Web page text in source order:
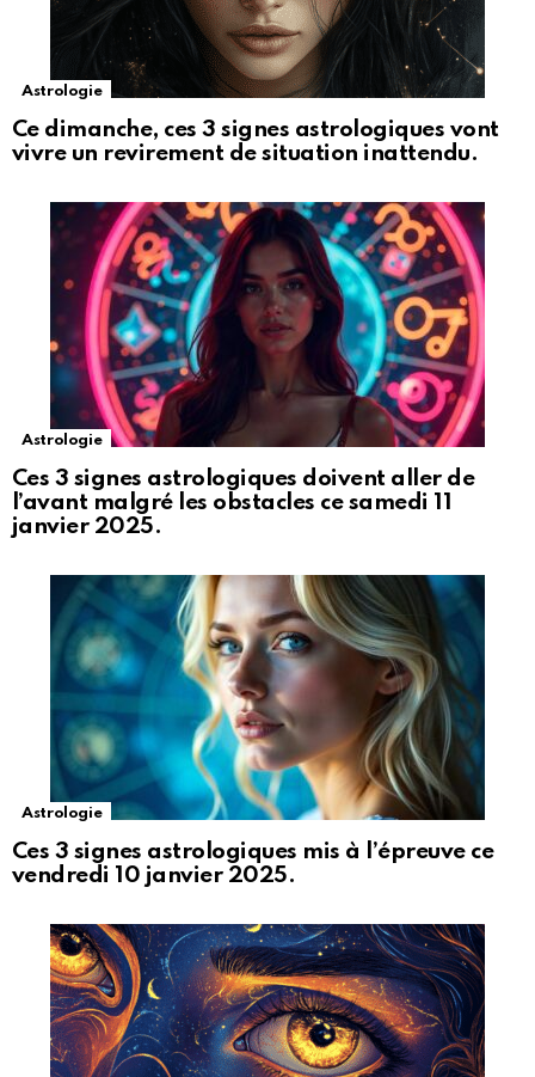
Astrologie
Ce dimanche, ces 3 signes astrologiques vont
vivre un revirement de situation inattendu.
Astrologie
Ces 3 signes astrologiques doivent aller de
l’avant malgré les obstacles ce samedi 11
janvier 2025.
Astrologie
Ces 3 signes astrologiques mis à l’épreuve ce
vendredi 10 janvier 2025.